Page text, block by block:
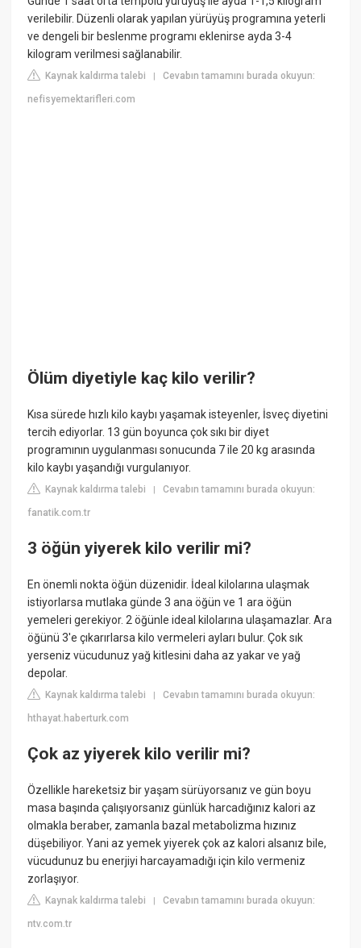
verilebilir. Düzenli olarak yapılan yürüyüş programına yeterli
ve dengeli bir beslenme programı eklenirse ayda 3-4
kilogram verilmesi sağlanabilir.
Kaynak kaldırma talebi |Cevabın tamamını burada okuyun:
nefisyemektarifleri.com
Ölüm diyetiyle kaç kilo verilir?
Kısa sürede hızlı kilo kaybı yaşamak isteyenler, İsveç diyetini
tercih ediyorlar. 13 gün boyunca çok sıkı bir diyet
programının uygulanması sonucunda 7 ile 20 kg arasında
kilo kaybı yaşandığı vurgulanıyor.
Kaynak kaldırma talebi |Cevabın tamamını burada okuyun:
fanatik.com.tr
3 öğün yiyerek kilo verilir mi?
En önemli nokta öğün düzenidir. İdeal kilolarına ulaşmak
istiyorlarsa mutlaka günde 3 ana öğün ve 1 ara öğün
yemeleri gerekiyor. 2 öğünle ideal kilolarına ulaşamazlar. Ara
öğünü 3'e çıkarırlarsa kilo vermeleri ayları bulur. Çok sık
yerseniz vücudunuz yağ kitlesini daha az yakar ve yağ
depolar.
Kaynak kaldırma talebi |Cevabın tamamını burada okuyun:
hthayat.haberturk.com
Çok az yiyerek kilo verilir mi?
Özellikle hareketsiz bir yaşam sürüyorsanız ve gün boyu
masa başında çalışıyorsanız günlük harcadığınız kalori az
olmakla beraber, zamanla bazal metabolizma hızınız
düşebiliyor. Yani az yemek yiyerek çok az kalori alsanız bile,
vücudunuz bu enerjiyi harcayamadığı için kilo vermeniz
zorlaşıyor.
Kaynak kaldırma talebi |Cevabın tamamını burada okuyun:
ntv.com.tr